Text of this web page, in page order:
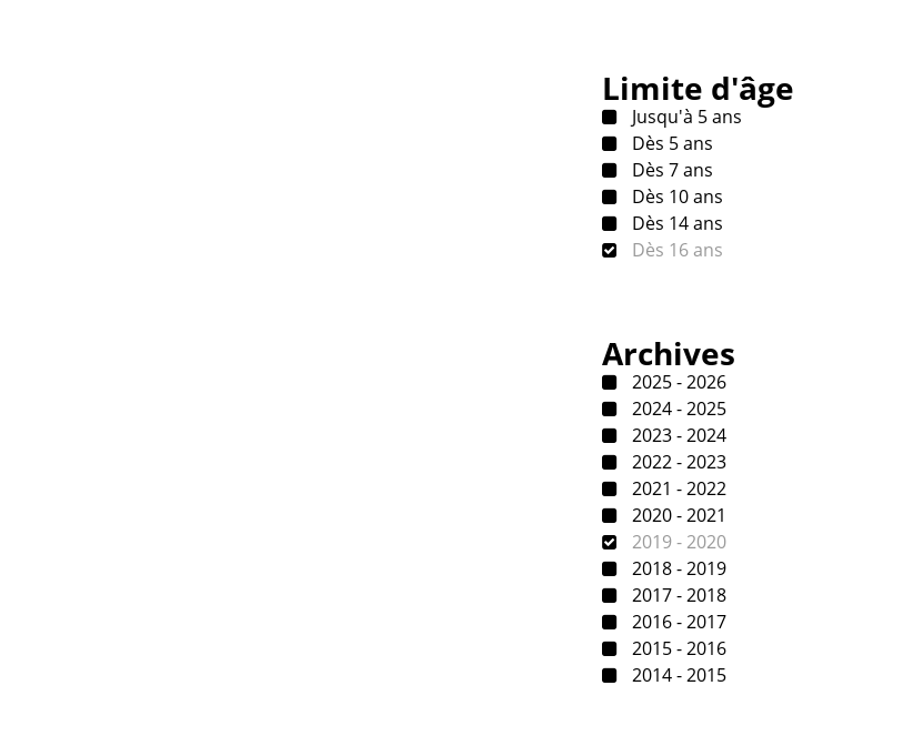
Limite d'âge
Jusqu'à 5 ans
Dès 5 ans
Dès 7 ans
Dès 10 ans
Dès 14 ans
Dès 16 ans
Archives
2025 - 2026
2024 - 2025
2023 - 2024
2022 - 2023
2021 - 2022
2020 - 2021
2019 - 2020
2018 - 2019
2017 - 2018
2016 - 2017
2015 - 2016
2014 - 2015